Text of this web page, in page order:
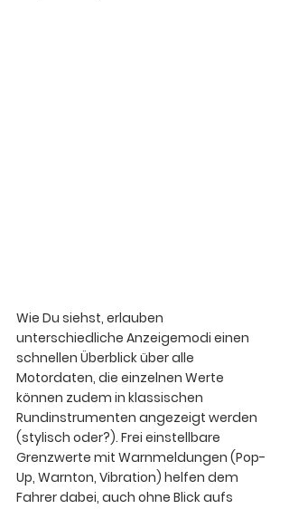
Wie Du siehst, erlauben
unterschiedliche Anzeigemodi einen
schnellen Überblick über alle
Motordaten, die einzelnen Werte
können zudem in klassischen
Rundinstrumenten angezeigt werden
(stylisch oder?). Frei einstellbare
Grenzwerte mit Warnmeldungen (Pop-
Up, Warnton, Vibration) helfen dem
Fahrer dabei, auch ohne Blick aufs